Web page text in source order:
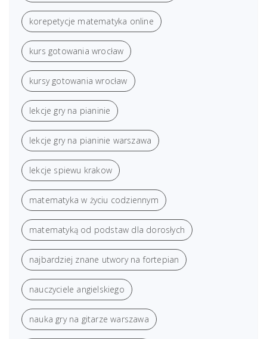
korepetycje matematyka online
kurs gotowania wrocław
kursy gotowania wrocław
lekcje gry na pianinie
lekcje gry na pianinie warszawa
lekcje spiewu krakow
matematyka w życiu codziennym
matematyką od podstaw dla dorosłych
najbardziej znane utwory na fortepian
nauczyciele angielskiego
nauka gry na gitarze warszawa